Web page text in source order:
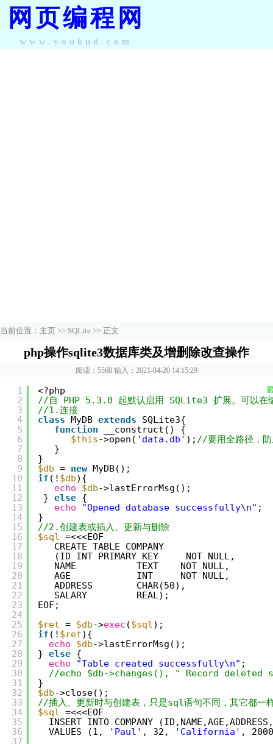
网页编程网
www.youkud.com
当前位置： 主页 >> SQLite >> 正文
php操作sqlite3数据库类及增删除改查操作
阅读：5568 输入：2021-04-20 14:15:29
?
1
2
3
4
5
6
7
8
9
10
11
12
13
14
15
16
17
18
19
20
21
22
23
24
25
26
27
28
29
30
31
32
33
34
35
36
37
<?php
//自 PHP 5.3.0 起默认启用 SQLite3 扩展。可以
//1.连接
class MyDB extends
SQLite3{
function
__construct() {
$this->open( 'data.db' ); //要用全路径，防
}
}
$db = new MyDB();
if (! $db){
echo
$db->lastErrorMsg();
} else {
echo
"Opened database successfully\n" ;
}
//2.创建表或插入、更新与删除
$sql =<<<EOF
CREATE TABLE COMPANY
(ID INT PRIMARY KEY     NOT NULL,
NAME           TEXT    NOT NULL,
AGE            INT     NOT NULL,
ADDRESS        CHAR(50),
SALARY         REAL);
EOF;
$ret = $db->exec ($sql);
if (! $ret){
echo
$db->lastErrorMsg();
} else {
echo
"Table created successfully\n" ;
//echo $db->changes(), " Record deleted
}
$db->close();
//插入、更新时与创建表，只是sql语句不同，其它都一
$sql =<<<EOF
INSERT INTO COMPANY
VALUES (1,
'Paul' , 32, 'California' ,